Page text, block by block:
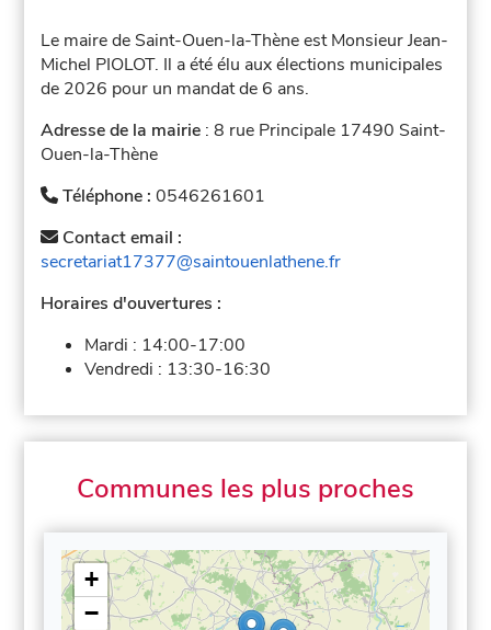
Le maire de Saint-Ouen-la-Thène est Monsieur Jean-
Michel PIOLOT. Il a été élu aux élections municipales
de 2026 pour un mandat de 6 ans.
Adresse de la mairie : 8 rue Principale 17490 Saint-
Ouen-la-Thène
Téléphone :0546261601
Contact email :
secretariat17377@saintouenlathene.fr
Horaires d'ouvertures :
Mardi : 14:00-17:00
Vendredi : 13:30-16:30
Communes les plus proches
+
−